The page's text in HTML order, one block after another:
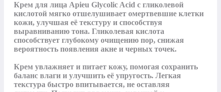
Крем для лица Apieu Glycolic Acid с гликолевой
кислотой мягко отшелушивает омертвевшие клетки
кожи, улучшая её текстуру и способствуя
выравниванию тона. Гликолевая кислота
способствует глубокому очищению пор, снижая
вероятность появления акне и черных точек.
Крем увлажняет и питает кожу, помогая сохранить
баланс влаги и улучшить её упругость. Легкая
текстура быстро впитывается, не оставляя